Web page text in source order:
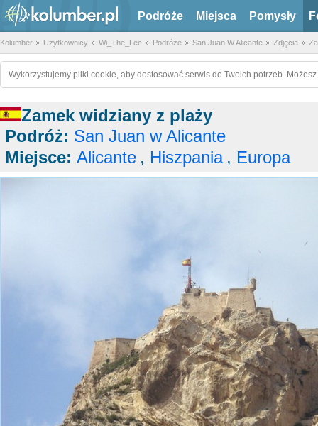
Podróże Miejsca Pomysły
Kolumber Użytkownicy Wi_The_Lec Podróże San Juan W Alicante Zdjęcia
Wykorzystujemy pliki cookie, aby dostosować serwis do Twoich potrzeb.
Zamek widziany z plaży
Podróż: San Juan w Alicante
Miejsce: Alicante , Hiszpania , Europa